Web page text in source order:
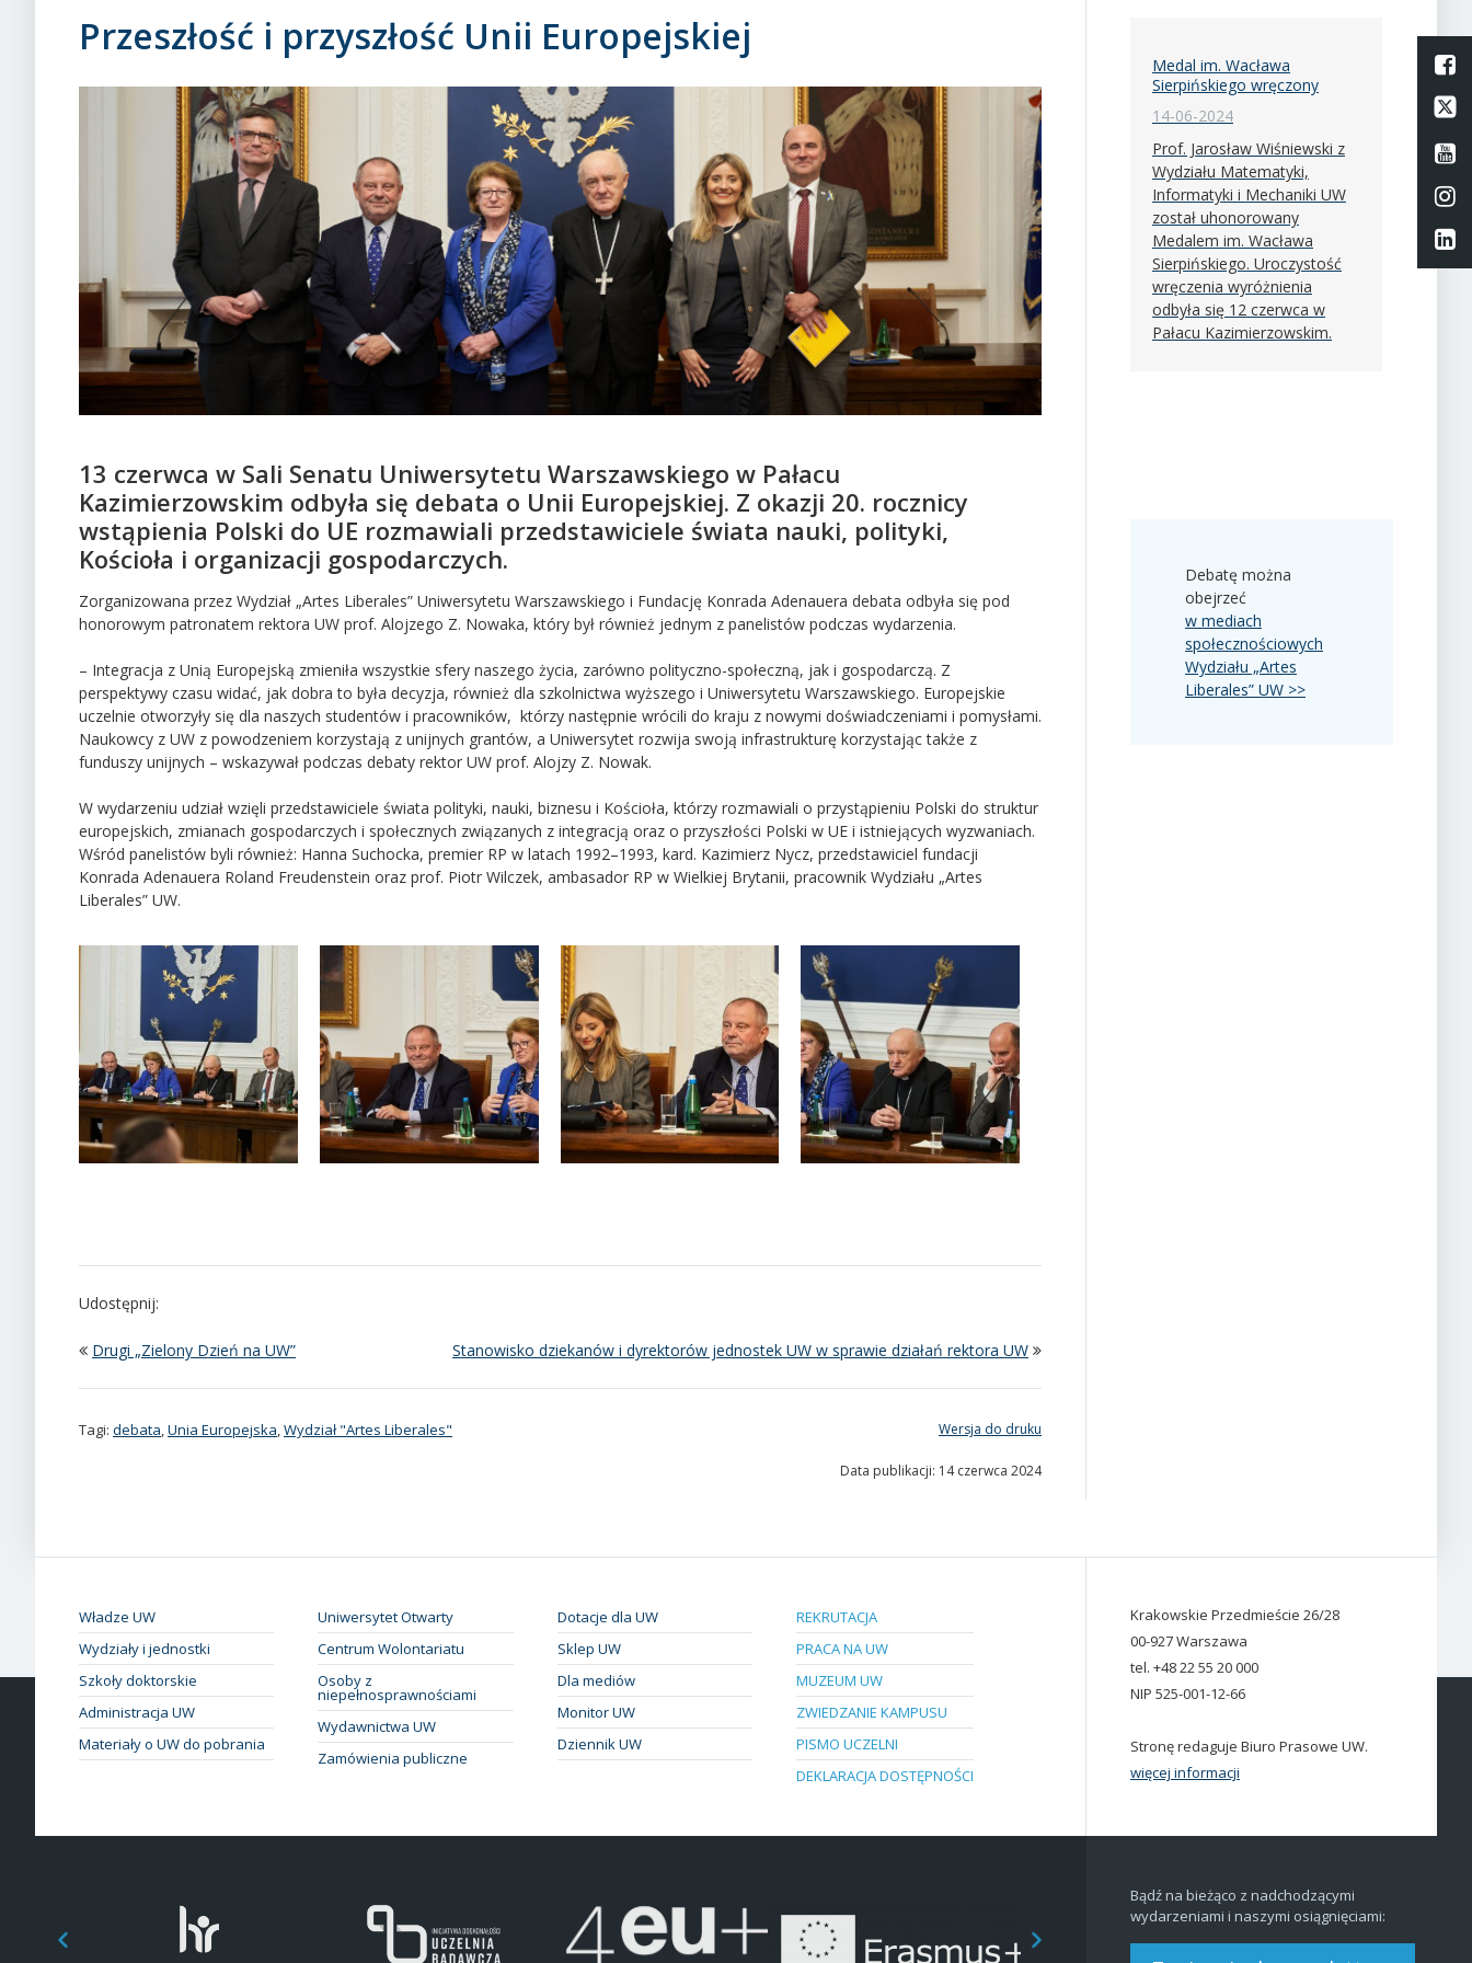
Przeszłość i przyszłość Unii Europejskiej
13 czerwca w Sali Senatu Uniwersytetu Warszawskiego w Pałacu
Kazimierzowskim odbyła się debata o Unii Europejskiej. Z okazji 20. rocznicy
wstąpienia Polski do UE rozmawiali przedstawiciele świata nauki, polityki,
Kościoła i organizacji gospodarczych.
Zorganizowana przez Wydział „Artes Liberales” Uniwersytetu Warszawskiego i Fundację Konrada Adenauera debata odbyła się pod
honorowym patronatem rektora UW prof. Alojzego Z. Nowaka, który był również jednym z panelistów podczas wydarzenia.
– Integracja z Unią Europejską zmieniła wszystkie sfery naszego życia, zarówno polityczno-społeczną, jak i gospodarczą. Z
perspektywy czasu widać, jak dobra to była decyzja, również dla szkolnictwa wyższego i Uniwersytetu Warszawskiego. Europejskie
uczelnie otworzyły się dla naszych studentów i pracowników, którzy następnie wrócili do kraju z nowymi doświadczeniami i pomysłami.
Naukowcy z UW z powodzeniem korzystają z unijnych grantów, a Uniwersytet rozwija swoją infrastrukturę korzystając także z
funduszy unijnych – wskazywał podczas debaty rektor UW prof. Alojzy Z. Nowak.
W wydarzeniu udział wzięli przedstawiciele świata polityki, nauki, biznesu i Kościoła, którzy rozmawiali o przystąpieniu Polski do struktur
europejskich, zmianach gospodarczych i społecznych związanych z integracją oraz o przyszłości Polski w UE i istniejących wyzwaniach.
Wśród panelistów byli również: Hanna Suchocka, premier RP w latach 1992–1993, kard. Kazimierz Nycz, przedstawiciel fundacji
Konrada Adenauera Roland Freudenstein oraz prof. Piotr Wilczek, ambasador RP w Wielkiej Brytanii, pracownik Wydziału „Artes
Liberales” UW.
Udostępnij:
Drugi „Zielony Dzień na UW” Stanowisko dziekanów i dyrektorów jednostek UW w sprawie działań rektora UW
Tagi: debata,Unia Europejska,Wydział "Artes Liberales" Wersja do druku
Data publikacji: 14 czerwca 2024
Medal im. Wacława
Sierpińskiego wręczony
14-06-2024
Prof. Jarosław Wiśniewski z
Wydziału Matematyki,
Informatyki i Mechaniki UW
został uhonorowany
Medalem im. Wacława
Sierpińskiego. Uroczystość
wręczenia wyróżnienia
odbyła się 12 czerwca w
Pałacu Kazimierzowskim.
Debatę można
obejrzeć
w mediach
społecznościowych
Wydziału „Artes
Liberales” UW >>
Władze UW
Wydziały i jednostki
Szkoły doktorskie
Administracja UW
Materiały o UW do pobrania
Uniwersytet Otwarty
Centrum Wolontariatu
Osoby z
niepełnosprawnościami
Wydawnictwa UW
Zamówienia publiczne
Dotacje dla UW
Sklep UW
Dla mediów
Monitor UW
Dziennik UW
REKRUTACJA
PRACA NA UW
MUZEUM UW
ZWIEDZANIE KAMPUSU
PISMO UCZELNI
DEKLARACJA DOSTĘPNOŚCI
Krakowskie Przedmieście 26/28
00-927 Warszawa
tel. +48 22 55 20 000
NIP 525-001-12-66
Stronę redaguje Biuro Prasowe UW.
więcej informacji
Bądź na bieżąco z nadchodzącymi
wydarzeniami i naszymi osiągnięciami: